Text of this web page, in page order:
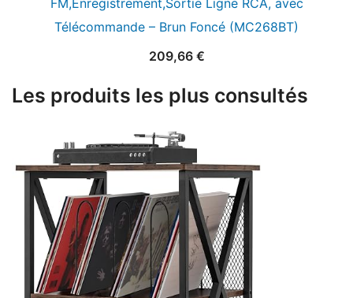
FM,Enregistrement,Sortie Ligne RCA, avec
Télécommande – Brun Foncé (MC268BT)
209,66 €
Les produits les plus consultés